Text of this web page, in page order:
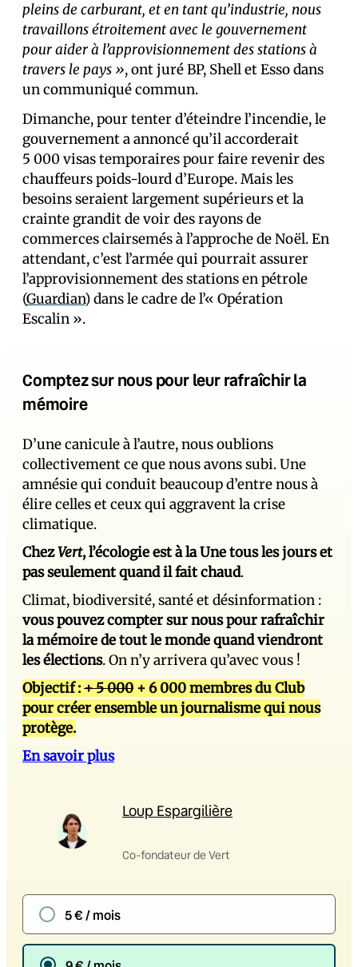
pleins de carburant, et en tant qu’industrie, nous
travaillons étroitement avec le gouvernement
pour aider à l’approvisionnement des stations à
travers le pays », ont juré BP, Shell et Esso dans
un communiqué commun.
Dimanche, pour tenter d’éteindre l’incendie, le
gouvernement a annoncé qu’il accorderait
5 000 visas temporaires pour faire revenir des
chauffeurs poids-lourd d’Europe. Mais les
besoins seraient largement supérieurs et la
crainte grandit de voir des rayons de
commerces clairsemés à l’approche de Noël. En
attendant, c’est l’armée qui pourrait assurer
l’approvisionnement des stations en pétrole
(Guardian) dans le cadre de l’« Opération
Escalin ».
Comptez sur nous pour leur rafraîchir la
mémoire
D’une canicule à l’autre, nous oublions
collectivement ce que nous avons subi. Une
amnésie qui conduit beaucoup d’entre nous à
élire celles et ceux qui aggravent la crise
climatique.
ChezVert, l’écologie est à la Une tous les jours et
pas seulement quand il fait chaud.
Climat, biodiversité, santé et désinformation :
vous pouvez compter sur nous pour rafraîchir
la mémoire de tout le monde quand viendront
les élections. On n’y arrivera qu’avec vous !
Objectif :+ 5 000 + 6 000 membres du Club
pour créer ensemble un journalisme qui nous
protège.
En savoir plus
Loup Espargilière
Co-fondateur de Vert
5 € / mois